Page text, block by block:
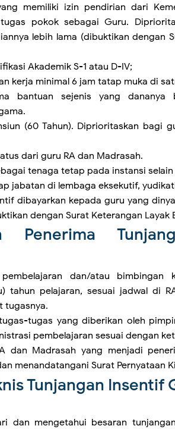
memiliki izin pendirian dari
tugas pokok sebagai Guru.
lebih lama (dibuktikan dengan
Akademik S-1 atau D-IV;
kerja minimal 6 jam tatap muka di
bantuan sejenis yang dananya
(60 Tahun). Diprioritaskan bagi
dari guru RA dan Madrasah.
tenaga tetap pada instansi selain
jabatan di lembaga eksekutif,
dibayarkan kepada guru yang
dengan Surat Keterangan Layak
Penerima
pembelajaran dan/atau
tahun pelajaran, sesuai jadwal di
tugasnya.
tugas yang diberikan oleh
pembelajaran sesuai dengan
dan Madrasah yang menjadi
menandatangani Surat Pernyataan
Tunjangan Insentif
dan mengetahui besaran